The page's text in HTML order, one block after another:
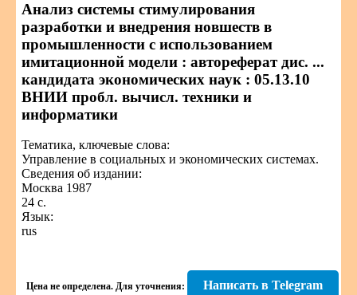
Анализ системы стимулирования
разработки и внедрения новшеств в
промышленности с использованием
имитационной модели : автореферат дис. ...
кандидата экономических наук : 05.13.10
ВНИИ пробл. вычисл. техники и
информатики
Тематика, ключевые слова:
Управление в социальных и экономических системах.
Сведения об издании:
Москва 1987
24 с.
Язык:
rus
Цена не определена. Для уточнения: Написать в Telegram